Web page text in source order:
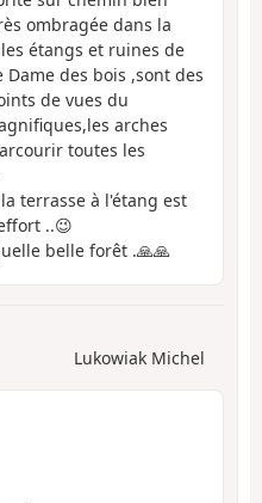
ombragée dans la
étangs et ruines de
des bois ,sont des
de vues du
arches
toutes les
terrasse à l'étang est
..😉
belle forêt .🙏🙏
Lukowiak Michel